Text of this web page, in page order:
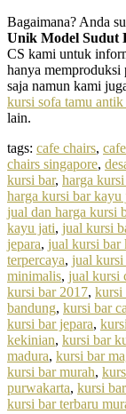
Bagaimana? Anda
Unik Model Sudut
CS kami untuk
hanya
saja namun kami
kursi sofa tamu antik
lain.
tags: cafe chairs,
chairs singapore,
kursi bar, harga
harga kursi bar kayu
jual dan harga kursi
kayu jati, jual kursi
jepara, jual kursi bar
terpercaya, jual kursi
minimalis, jual kursi
kursi bar 2017, kursi
bandung, kursi bar
kursi bar jepara,
kekinian, kursi bar
madura, kursi bar
kursi bar murah,
purwakarta, kursi
kursi bar terbaru